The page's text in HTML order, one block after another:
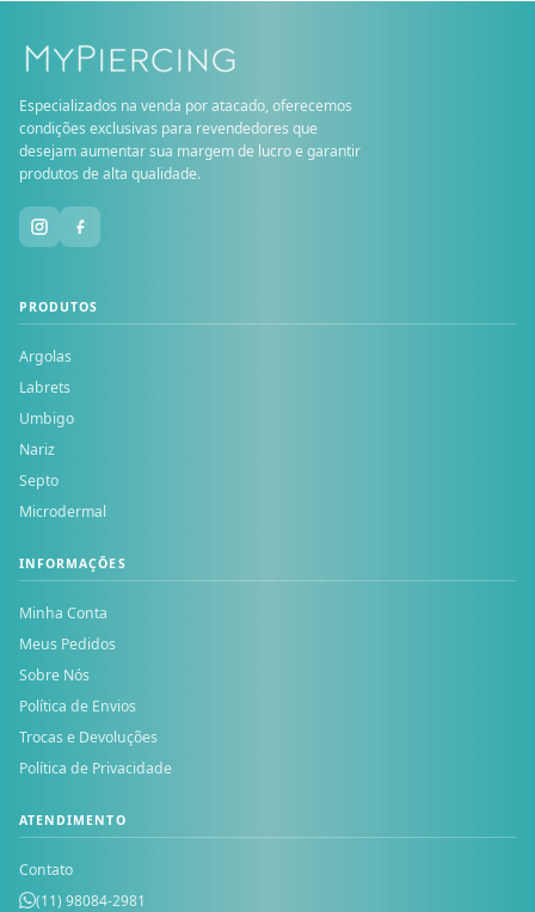
Especializados na venda por atacado, oferecemos
condições exclusivas para revendedores que
desejam aumentar sua margem de lucro e garantir
produtos de alta qualidade.
PRODUTOS
Argolas
Labrets
Umbigo
Nariz
Septo
Microdermal
INFORMAÇÕES
Minha Conta
Meus Pedidos
Sobre Nós
Política de Envios
Trocas e Devoluções
Política de Privacidade
ATENDIMENTO
Contato
(11) 98084-2981